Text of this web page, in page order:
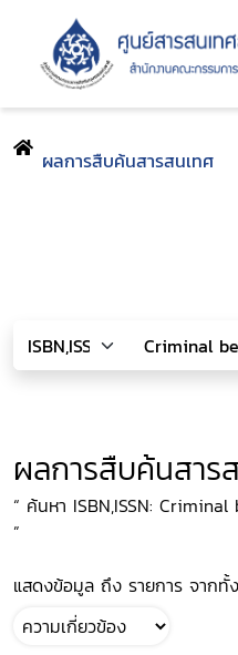
ผลการสืบค้นสารสนเทศ
ผลการสืบค้นสาร
“ ค้นหา ISBN,ISSN:
”
แสดงข้อมูล ถึง รายการ จากทั้